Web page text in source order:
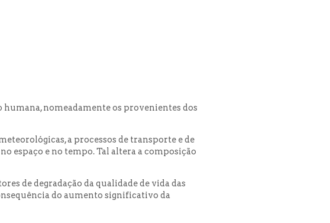
nomeadamente os provenientes dos
a processos de transporte e de
espaço e no tempo. Tal altera a composição
de degradação da qualidade de vida das
do aumento significativo da